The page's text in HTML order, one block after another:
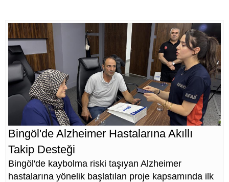
Bingöl'de Alzheimer Hastalarına Akıllı
Takip Desteği
Bingöl'de kaybolma riski taşıyan Alzheimer
hastalarına yönelik başlatılan proje kapsamında ilk